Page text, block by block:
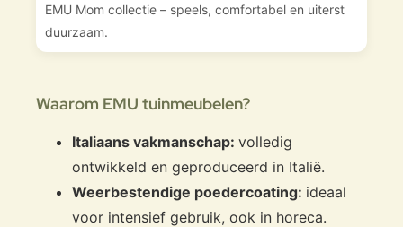
EMU Mom collectie – speels, comfortabel en uiterst
duurzaam.
Waarom EMU tuinmeubelen?
Italiaans vakmanschap: volledig
ontwikkeld en geproduceerd in Italië.
Weerbestendige poedercoating: ideaal
voor intensief gebruik, ook in horeca.